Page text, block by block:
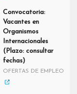
Convocatoria:
Vacantes en
Organismos
Internacionales
(Plazo: consultar
fechas)
OFERTAS DE EMPLEO